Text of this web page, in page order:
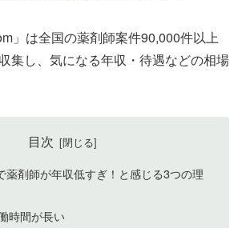
」は全国の薬剤師案件90,000件以上
集し、気になる年収・待遇などの相場
目次
薬剤師が年収低すぎ！と感じる3つの理
時間が長い